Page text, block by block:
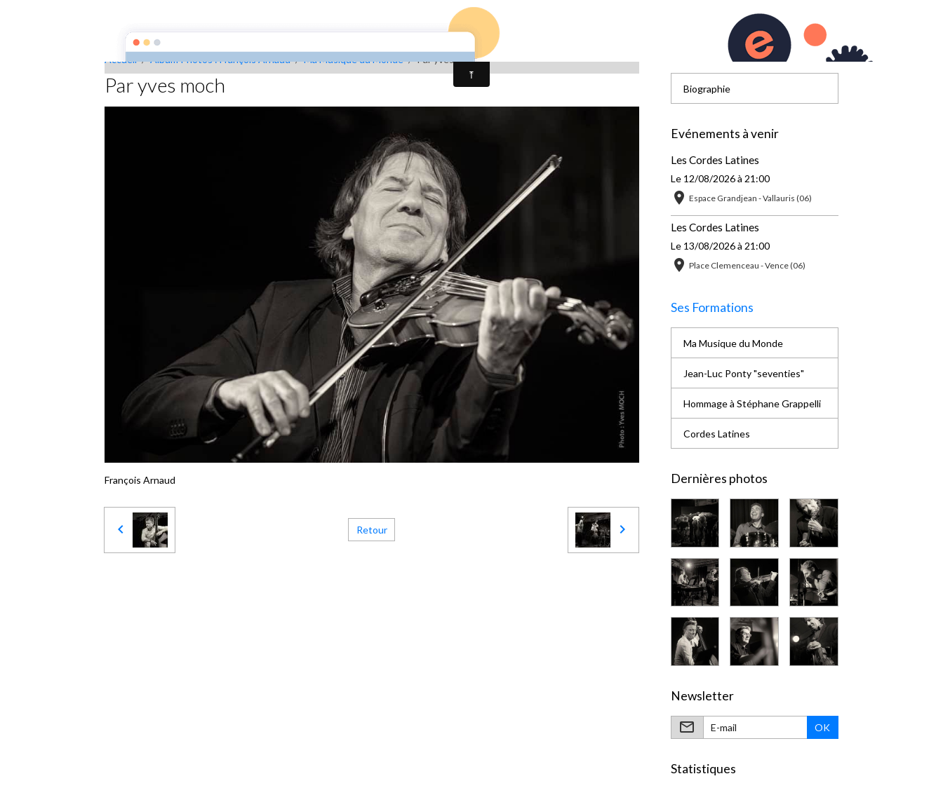
Newsletter Contact
Accueil Album Photos : François Arnaud Ma Musique du Monde Par yves moch
Par yves moch
François Arnaud
Retour
Biographie
Evénements à venir
Les Cordes Latines
Le 12/08/2026à 21:00
Espace Grandjean - Vallauris (06)
Les Cordes Latines
Le 13/08/2026à 21:00
Place Clemenceau - Vence (06)
Ses Formations
Ma Musique du Monde
Jean-Luc Ponty "seventies"
Hommage à Stéphane Grappelli
Cordes Latines
Dernières photos
Newsletter
OK
Statistiques